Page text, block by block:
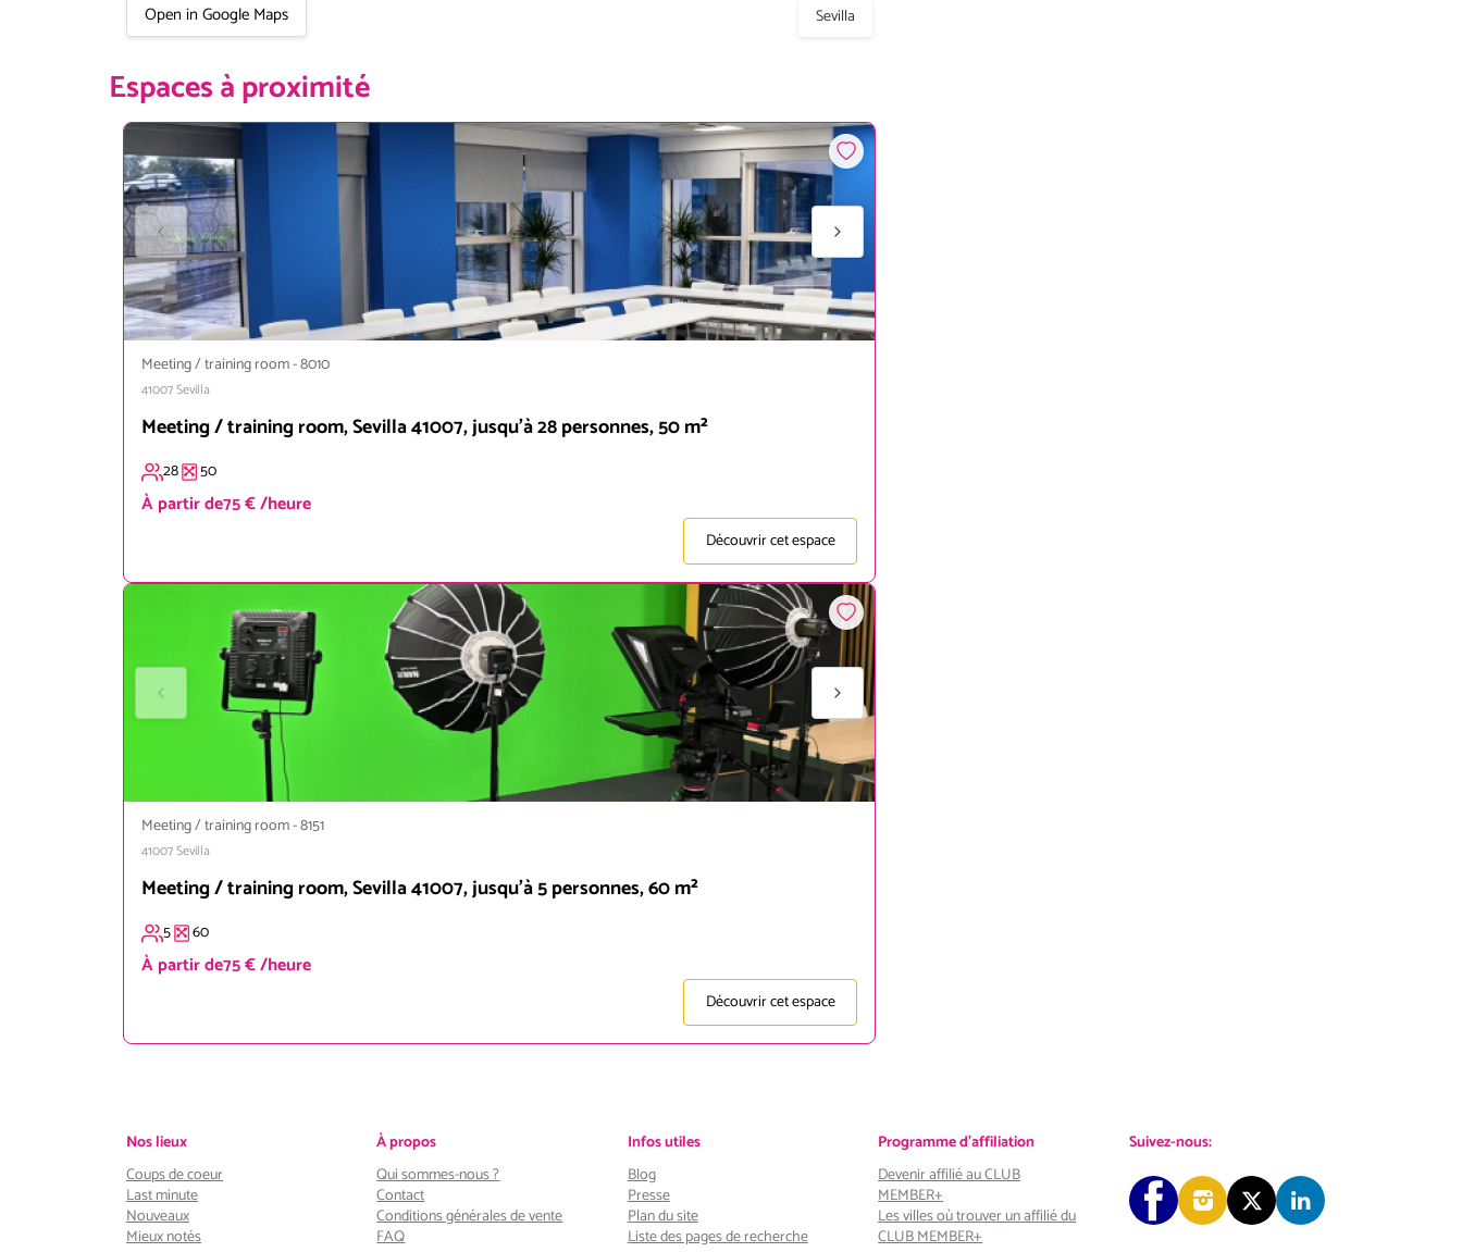
Open in Google Maps Sevilla
Espaces à proximité
Meeting / training room-8010
41007Sevilla
Meeting / training room, Sevilla 41007, jusqu'à 28 personnes, 50 m²
28 50
À partir de75 € /heure
Découvrir cet espace
Meeting / training room-8151
41007Sevilla
Meeting / training room, Sevilla 41007, jusqu'à 5 personnes, 60 m²
5 60
À partir de75 € /heure
Découvrir cet espace
Nos lieux
Coups de coeur
Last minute
Nouveaux
Mieux notés
À propos
Qui sommes-nous ?
Contact
Conditions générales de vente
FAQ
Infos utiles
Blog
Presse
Plan du site
Liste des pages de recherche
Programme d'affiliation
Devenir affilié au CLUB
MEMBER+
Les villes où trouver un affilié du
CLUB MEMBER+
Suivez-nous: